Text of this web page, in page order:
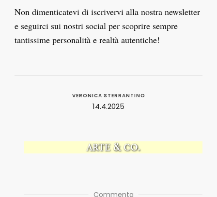
Non dimenticatevi di iscrivervi alla nostra newsletter
e seguirci sui nostri social per scoprire sempre
tantissime personalità e realtà autentiche!
VERONICA STERRANTINO
14.4.2025
ARTE & CO.
Commenta